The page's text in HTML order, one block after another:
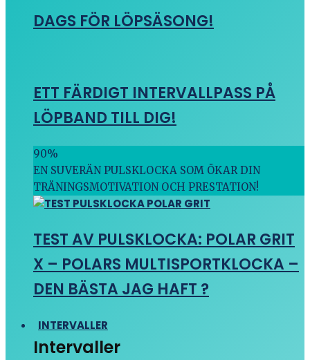
DAGS FÖR LÖPSÄSONG!
ETT FÄRDIGT INTERVALLPASS PÅ
LÖPBAND TILL DIG!
90%
EN SUVERÄN PULSKLOCKA SOM ÖKAR DIN
TRÄNINGSMOTIVATION OCH PRESTATION!
TEST AV PULSKLOCKA: POLAR GRIT
X – POLARS MULTISPORTKLOCKA –
DEN BÄSTA JAG HAFT ?
INTERVALLER
Intervaller